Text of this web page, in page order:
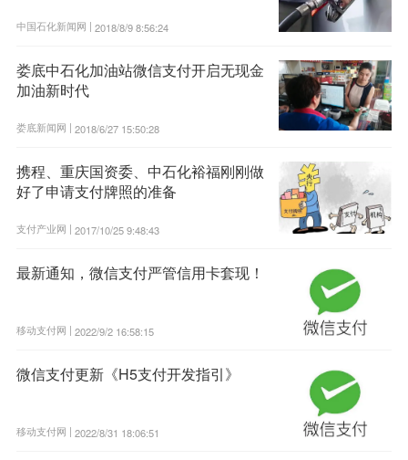
中国石化新闻网 | 2018/8/9 8:56:24
娄底中石化加油站微信支付开启无现金
加油新时代
娄底新闻网 | 2018/6/27 15:50:28
携程、重庆国资委、中石化裕福刚刚做
好了申请支付牌照的准备
支付产业网 | 2017/10/25 9:48:43
最新通知，微信支付严管信用卡套现！
移动支付网 | 2022/9/2 16:58:15
微信支付更新《H5支付开发指引》
移动支付网 | 2022/8/31 18:06:51